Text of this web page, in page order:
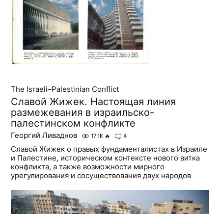
The Israeli–Palestinian Conflict
Славой Жижек. Настоящая линия
размежевания в израильско-
палестинском конфликте
Георгий Ливаднов 17.1K 🔥 4
Славой Жижек о правых фундаменталистах в Израиле
и Палестине, историческом контексте нового витка
конфликта, а также возможности мирного
урегулирования и сосуществования двух народов